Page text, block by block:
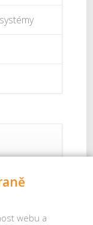
webu a